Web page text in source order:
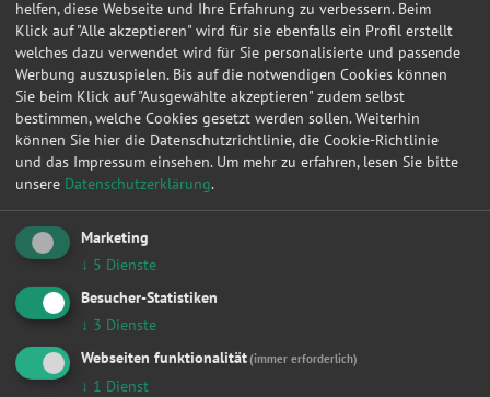
01.08.2022 12:59:31 HYUNDAI i30 Kombi
06.04.2022 10:14:43 CITROËN JUMPER Bus
18.02.2022 15:22:37 GOLF III
10.02.2022 21:00:58 SEAT LEON ST
04.01.2022 11:13:42 BMW
03.12.2021 07:12:58
02.12.2021 19:21:16
23.09.2021 15:00:32 BMW
03.07.2021 13:09:20
14.06.2021 08:56:50
helfen, diese Webseite und Ihre Erfahrung zu verbessern. Beim
Klick auf "Alle akzeptieren" wird für sie ebenfalls ein Profil erstellt
welches dazu verwendet wird für Sie personalisierte und passende
Werbung auszuspielen. Bis auf die notwendigen Cookies können
Sie beim Klick auf "Ausgewählte akzeptieren" zudem selbst
bestimmen, welche Cookies gesetzt werden sollen. Weiterhin
können Sie hier die Datenschutzrichtlinie, die Cookie-Richtlinie
und das Impressum einsehen. Um mehr zu erfahren, lesen Sie bitte
unsere Datenschutzerklärung.
Marketing
↓ 5 Dienste
Besucher-Statistiken
↓ 3 Dienste
Webseiten funktionalität(immer erforderlich)
↓ 1 Dienst